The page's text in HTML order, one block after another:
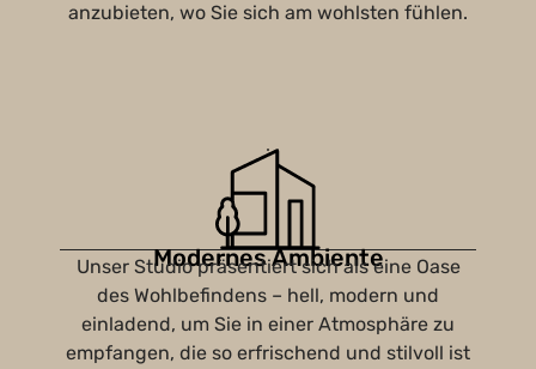
anzubieten, wo Sie sich am wohlsten fühlen.
Modernes Ambiente
Unser Studio präsentiert sich als eine Oase
des Wohlbefindens – hell, modern und
einladend, um Sie in einer Atmosphäre zu
empfangen, die so erfrischend und stilvoll ist